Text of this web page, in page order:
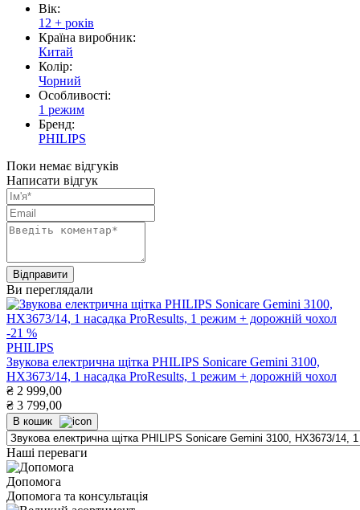
Вік:
12 + років
Країна виробник:
Китай
Колір:
Чорний
Особливості:
1 режим
Бренд:
PHILIPS
Поки немає відгуків
Написати відгук
Ви переглядали
-21 %
PHILIPS
Звукова електрична щітка PHILIPS Sonicare Gemini 3100,
HX3673/14, 1 насадка ProResults, 1 режим + дорожній чохол
₴ 2 999,00
₴ 3 799,00
В кошик
Наші переваги
Допомога
Допомога та консультація